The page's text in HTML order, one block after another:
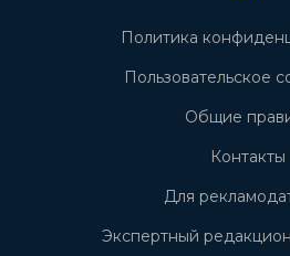
Политика
Пользовательское
Общие
Контакты
Для
Экспертный